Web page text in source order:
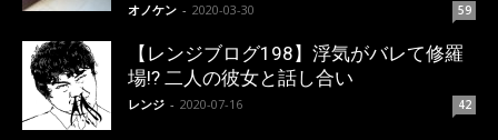
オノケン - 2020-03-30 59
【レンジブログ198】浮気がバレて修羅
場!? 二人の彼女と話し合い
レンジ - 2020-07-16 42